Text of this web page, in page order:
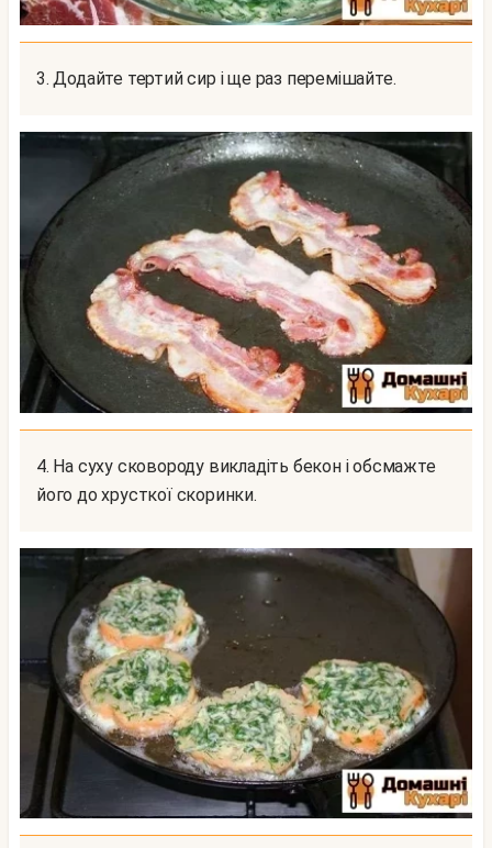
3. Додайте тертий сир і ще раз перемішайте.
4. На суху сковороду викладіть бекон і обсмажте
його до хрусткої скоринки.